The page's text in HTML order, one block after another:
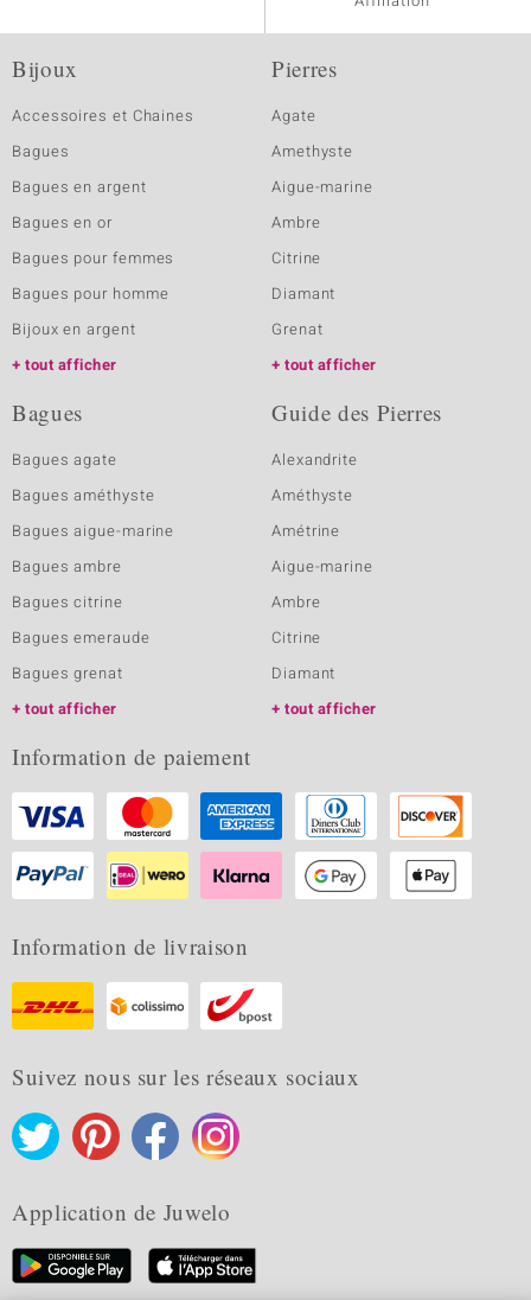
Bijoux
Accessoires et Chaines
Bagues
Bagues en argent
Bagues en or
Bagues pour femmes
Bagues pour homme
Bijoux en argent
tout afficher
Pierres
Agate
Amethyste
Aigue-marine
Ambre
Citrine
Diamant
Grenat
tout afficher
Bagues
Bagues agate
Bagues améthyste
Bagues aigue-marine
Bagues ambre
Bagues citrine
Bagues emeraude
Bagues grenat
tout afficher
Guide des Pierres
Alexandrite
Améthyste
Amétrine
Aigue-marine
Ambre
Citrine
Diamant
tout afficher
Information de paiement
Information de livraison
Suivez nous sur les réseaux sociaux
Application de Juwelo